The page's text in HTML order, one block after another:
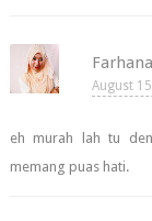
August
eh murah lah tu
memang puas hati.